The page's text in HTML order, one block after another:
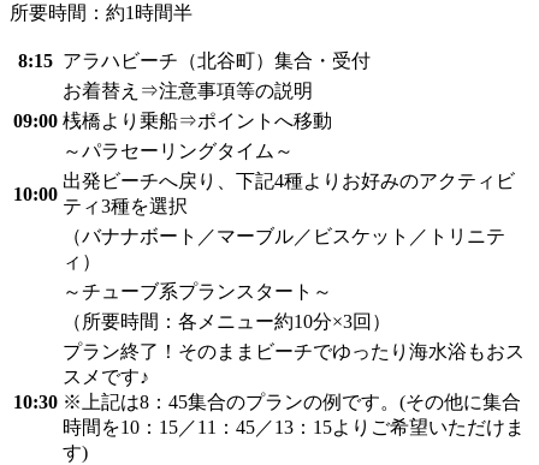
所要時間：約1時間半
8:15 アラハビーチ（北谷町）集合・受付
お着替え⇒注意事項等の説明
09:00 桟橋より乗船⇒ポイントへ移動
～パラセーリングタイム～
10:00
出発ビーチへ戻り、下記4種よりお好みのアクティビ
ティ3種を選択
（バナナボート／マーブル／ビスケット／トリニテ
ィ）
～チューブ系プランスタート～
（所要時間：各メニュー約10分×3回）
10:30
プラン終了！そのままビーチでゆったり海水浴もおス
スメです♪
※上記は8：45集合のプランの例です。(その他に集合
時間を10：15／11：45／13：15よりご希望いただけま
す)